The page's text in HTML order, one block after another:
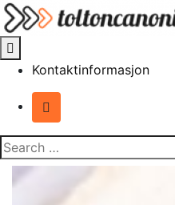
Skip
to
content
Kontaktinformasjon
Search
for: